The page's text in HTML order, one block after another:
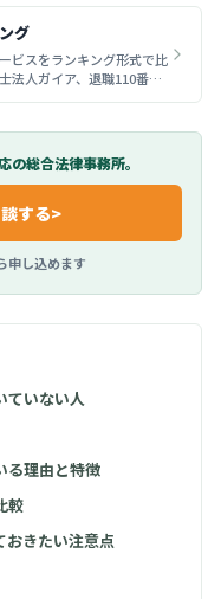
グ
ビスをランキング形式で比
法人ガイア、退職110番の
総合法律事務所。
する>
申し込めます
ていない人
る理由と特徴
較
おきたい注意点